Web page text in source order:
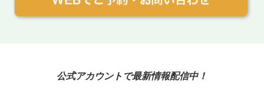
公式アカウントで最新情報配信中！